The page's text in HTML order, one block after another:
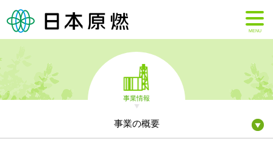
MENU
事業情報
事業の概要